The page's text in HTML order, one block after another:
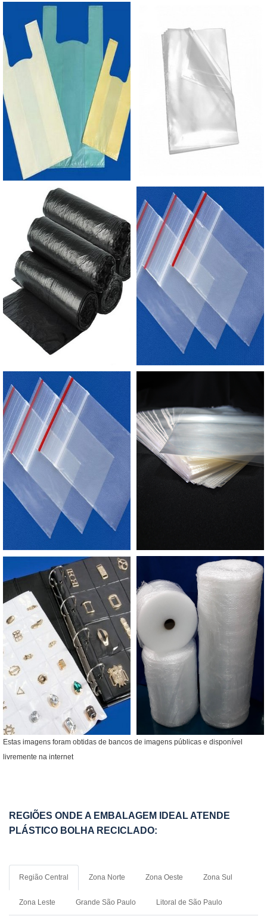
fracionada, até em pequenas quantidades. Para
saber mais informações, basta solicitar um
orçamento..
Estas imagens foram obtidas de bancos de imagens públicas e disponível
livremente na internet
REGIÕES ONDE A EMBALAGEM IDEAL ATENDE
PLÁSTICO BOLHA RECICLADO:
Região Central Zona Norte Zona Oeste Zona Sul
Zona Leste Grande São Paulo Litoral de São Paulo